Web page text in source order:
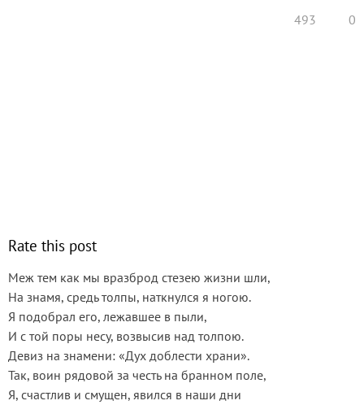
493 0
Rate this post
Меж тем как мы вразброд стезею жизни шли,
На знамя, средь толпы, наткнулся я ногою.
Я подобрал его, лежавшее в пыли,
И с той поры несу, возвысив над толпою.
Девиз на знамени: «Дух доблести храни».
Так, воин рядовой за честь на бранном поле,
Я, счастлив и смущен, явился в наши дни